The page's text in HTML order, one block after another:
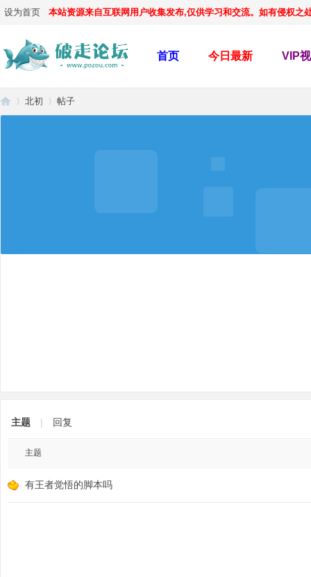
设为首页 本站资源来自互联网用户收集发布,仅供学习和交流。如有侵权
首页 今日最新 VIP
北初 帖子
主题 | 回复
主题
有王者觉悟的脚本吗